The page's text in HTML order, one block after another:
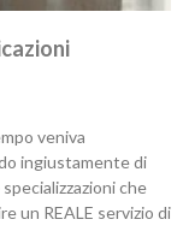
veniva
ingiustamente di
che
un REALE servizio di